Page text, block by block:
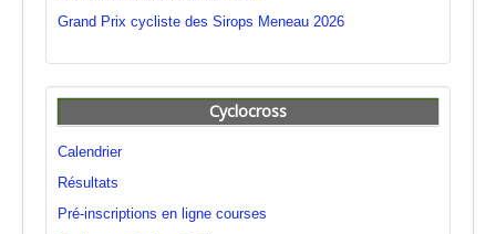
Grand Prix cycliste des Sirops Meneau 2026
Cyclocross
Calendrier
Résultats
Pré-inscriptions en ligne courses